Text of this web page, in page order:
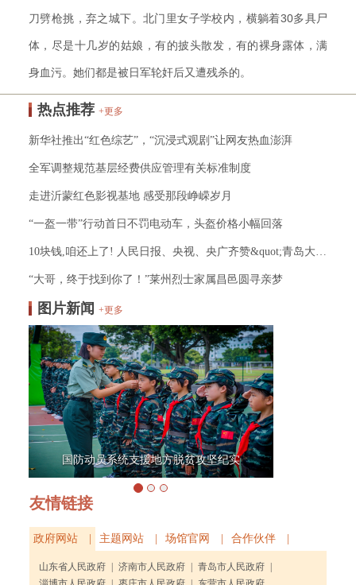
刀劈枪挑，弃之城下。北门里女子学校内，横躺着30多具尸
体，尽是十几岁的姑娘，有的披头散发，有的裸身露体，满
身血污。她们都是被日军轮奸后又遭残杀的。
热点推荐 +更多
新华社推出“红色综艺”，“沉浸式观剧”让网友热血澎湃
全军调整规范基层经费供应管理有关标准制度
走进沂蒙红色影视基地 感受那段峥嵘岁月
“一盔一带”行动首日不罚电动车，头盔价格小幅回落
10块钱,咱还上了! 人民日报、央视、央广齐赞&quot;青岛大叔&quot;！
“大哥，终于找到你了！”莱州烈士家属昌邑圆寻亲梦
图片新闻 +更多
国防动员系统支援地方脱贫攻坚纪实
友情链接
政府网站 | 主题网站 | 场馆官网 | 合作伙伴 |
山东省人民政府 济南市人民政府 青岛市人民政府